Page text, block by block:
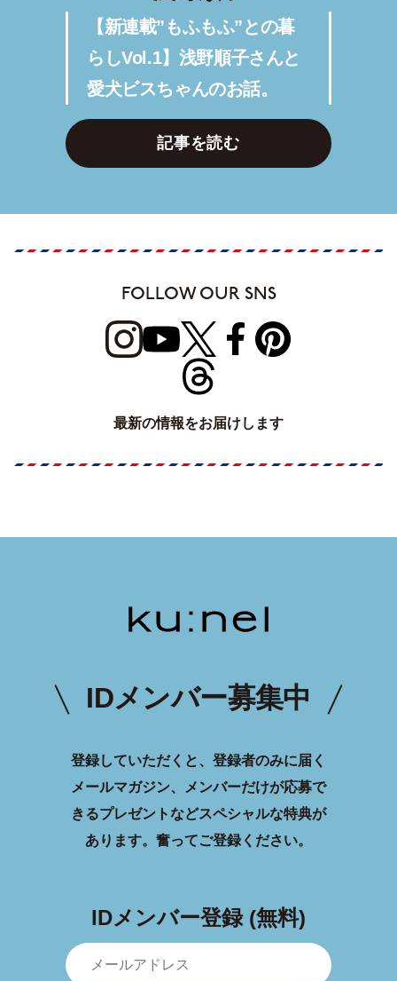
【新連載”もふもふ”との暮
らしVol.1】浅野順子さんと
愛犬ビスちゃんのお話。
記事を読む
FOLLOW OUR SNS
最新の情報をお届けします
IDメンバー募集中
登録していただくと、登録者のみに届く
メールマガジン、メンバーだけが応募で
きるプレゼントなどスペシャルな特典が
あります。 奮ってご登録ください。
IDメンバー登録 (無料)